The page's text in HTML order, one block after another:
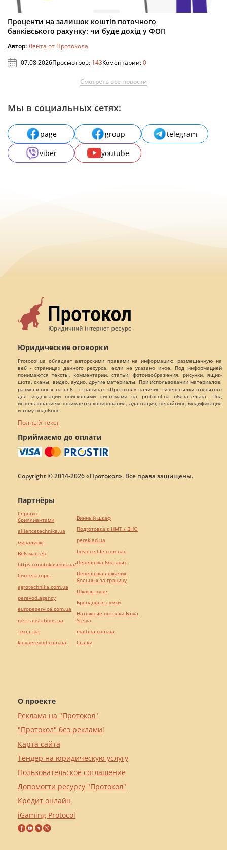
Проценти на залишок коштів поточного
банківського рахунку: чи буде дохід у ФОП
Автор:Лента от Протокола
07.08.2026Просмотров: 143Коментарии:0
Смотреть все новости
Мы в социальных сетях:
page group
telegram
viber
youtube
Юридические оговорки
Protocol.ua обладает авторскими правами на информацию, размещенную на
веб - страницах данного ресурса, если не указано иное. Под информацией
понимаются тексты, комментарии, статьи, фотоизображения, рисунки, ящик-
шота, сканы, видео, аудио, другие материалы. При использовании материалов,
размещенных на веб - страницах «Протокол» наличие гиперссылки открытого
для индексации поисковыми системами на protocol.ua обязательна. Под
использованием понимается копирования, адаптация, рерайтинг, модификация
и тому подобное.
Полный текст
Приймаємо до оплати
Copyright © 2014-2026 «Протокол». Все права защищены.
О проекте
Реклама на "Протокол"
"Протокол" без реклами!
Карта сайта
Тендер на юридическую услугу
Пользовательское соглашение
Допомогти ресурсу "Протокол"
Кредит онлайн
iGaming Protocol
Партнёры
Серьги с
бриллиантами
alliancetechnika.ua
миралинкс
Веб мастер
https://motokosmos.ua/
Синтезаторы
agrotechnika.com.ua
perevod.agency
europeservice.com.ua
mk-translations.ua
текст юа
kievperevod.com.ua
Винный шкаф
Подготовка к НМТ / ВНО
pereklad.ua
hospice-life.com.ua/
Перевозка больных
Перевозка лежачих
больных за границу
Шкафы купе
Брендовые сумки
Натяжные потолки Nova
Stelya
maltina.com.ua
Cылки